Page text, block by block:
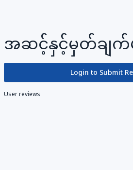
အဆင့်နှင့်မှတ်ချက်မ
Login to Submit
User reviews